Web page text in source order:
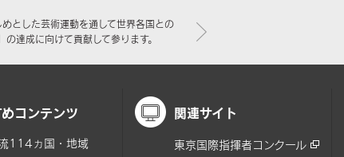
とした芸術運動を通して世界各国との
達成に向けて貢献して参ります。
コンテンツ
114ヵ国・地域
関連サイト
東京国際指揮者コンクール